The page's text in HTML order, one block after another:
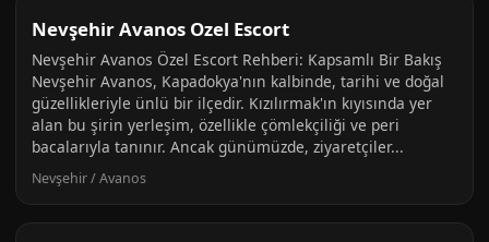
Nevşehir Avanos Ozel Escort
Nevşehir Avanos Özel Escort Rehberi: Kapsamlı Bir Bakış
Nevşehir Avanos, Kapadokya'nın kalbinde, tarihi ve doğal
güzellikleriyle ünlü bir ilçedir. Kızılırmak'ın kıyısında yer
alan bu şirin yerleşim, özellikle çömlekçiliği ve peri
bacalarıyla tanınır. Ancak günümüzde, ziyaretçiler...
Nevşehir / Avanos